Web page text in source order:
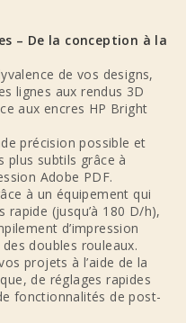
– De la conception à la
de vos designs,
lignes aux rendus 3D
aux encres HP Bright
précision possible et
plus subtils grâce à
Adobe PDF.
à un équipement qui
(jusqu’à 180 D/h),
d’impression
doubles rouleaux.
projets à l’aide de la
de réglages rapides
fonctionnalités de post-